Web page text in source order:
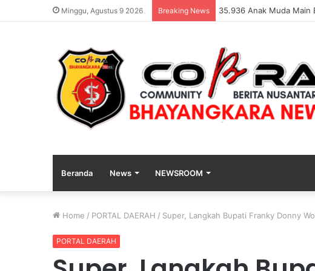
Minggu, Agustus 9 2026 Breaking News 35.936 Anak Muda
Beranda News NEWSROOM
Home / PORTAL DAERAH / Super, Langkah Bupati Franky Donny
PORTAL DAERAH